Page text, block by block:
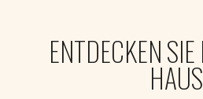
ENTDECKEN
HAUS